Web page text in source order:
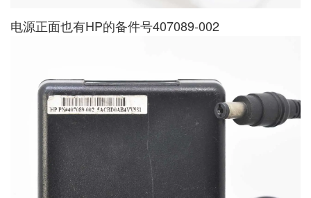
电源正面也有HP的备件号407089-002